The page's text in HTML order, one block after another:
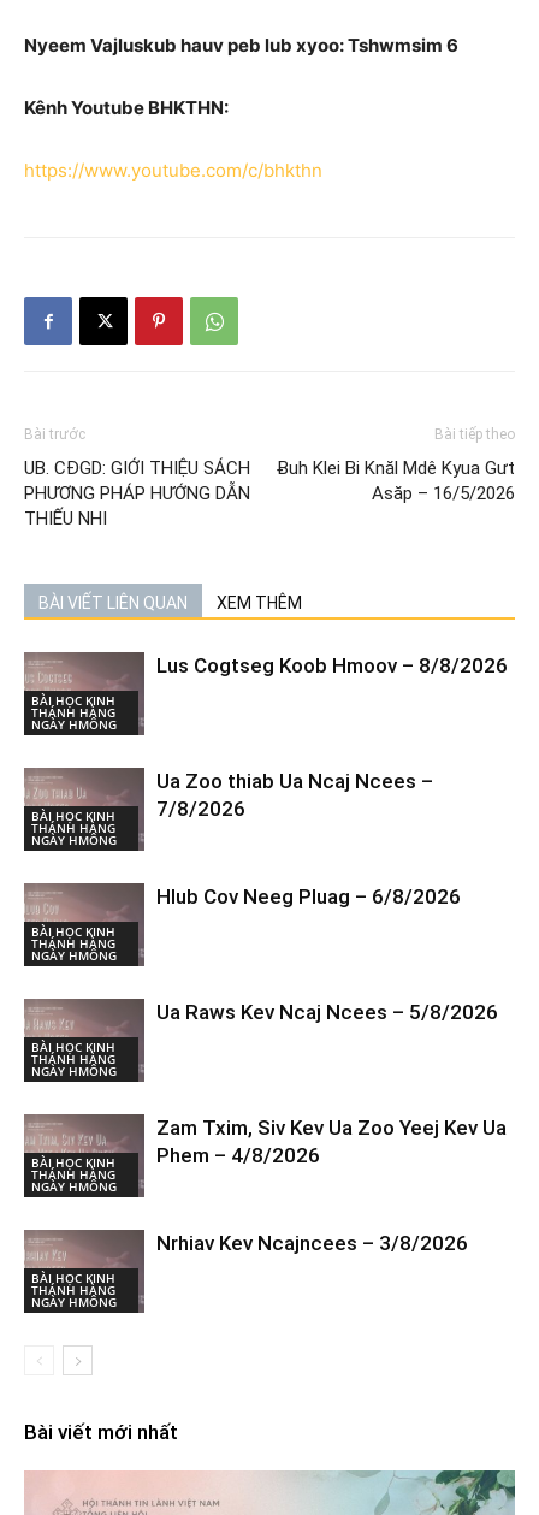
Nyeem Vajluskub hauv peb lub xyoo: Tshwmsim 6
Kênh Youtube BHKTHN:
https://www.youtube.com/c/bhkthn
Bài trước
UB. CĐGD: GIỚI THIỆU SÁCH
PHƯƠNG PHÁP HƯỚNG DẪN
THIẾU NHI
Bài tiếp theo
Ƀuh Klei Bi Knăl Mdê Kyua Gưt
Asăp – 16/5/2026
BÀI VIẾT LIÊN QUAN XEM THÊM
BÀI HỌC KINH
THÁNH HÀNG
NGÀY HMÔNG
Lus Cogtseg Koob Hmoov – 8/8/2026
BÀI HỌC KINH
THÁNH HÀNG
NGÀY HMÔNG
Ua Zoo thiab Ua Ncaj Ncees –
7/8/2026
BÀI HỌC KINH
THÁNH HÀNG
NGÀY HMÔNG
Hlub Cov Neeg Pluag – 6/8/2026
BÀI HỌC KINH
THÁNH HÀNG
NGÀY HMÔNG
Ua Raws Kev Ncaj Ncees – 5/8/2026
BÀI HỌC KINH
THÁNH HÀNG
NGÀY HMÔNG
Zam Txim, Siv Kev Ua Zoo Yeej Kev Ua
Phem – 4/8/2026
BÀI HỌC KINH
THÁNH HÀNG
NGÀY HMÔNG
Nrhiav Kev Ncajncees – 3/8/2026
Bài viết mới nhất